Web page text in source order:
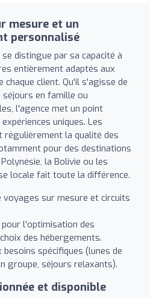
mesure et un
personnalisé
distingue par sa capacité à
entièrement adaptés aux
chaque client. Qu'il s'agisse de
en famille ou
l'agence met un point
uniques. Les
la qualité des
pour des destinations
la Bolivie ou les
locale fait toute la différence.
voyages sur mesure et circuits
l'optimisation des
des hébergements.
spécifiques (lunes de
groupe, séjours relaxants).
et disponible